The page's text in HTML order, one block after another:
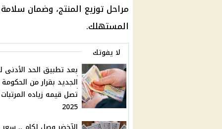
مراحل توزيع المنتج، وضمان
المستهلك.
لا يفوتك
بعد تطبيق الحد الأدنى
الجديد بقرار من
تصل قيمه زياده
2025